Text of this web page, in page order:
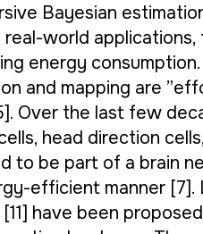
Bayesian
world
energy
and mapping are
Over the last few
head direction
to be part of a brain
efficient manner [7].
have been